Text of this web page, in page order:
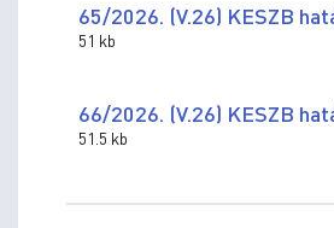
65/2026. (V.26) KESZB
51 kb
66/2026. (V.26) KESZB
51.5 kb